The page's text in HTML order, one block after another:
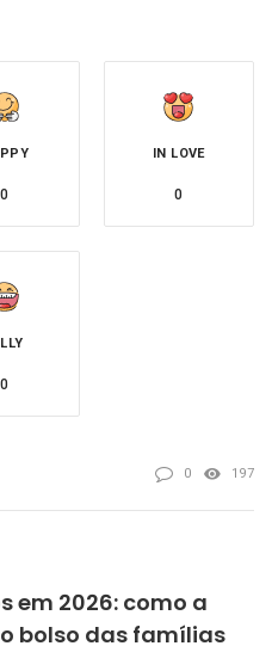
0
IN LOVE
0
0
0 197
em 2026: como a
bolso das famílias